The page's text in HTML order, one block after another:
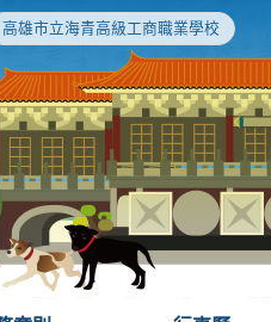
高雄市立海青高級工商職業學校